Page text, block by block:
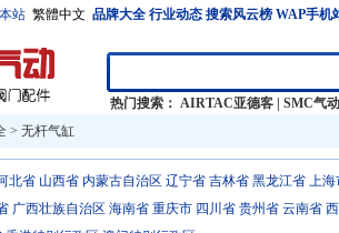
站 繁體中文 品牌大全 行业动态 搜索风云榜 WAP手机
热门搜索： AIRTAC亚德客
SMC气动
> 无杆气缸
北省 山西省 内蒙古自治区 辽宁省 吉林省 黑龙江省 上海
广西壮族自治区 海南省 重庆市 四川省 贵州省 云南省